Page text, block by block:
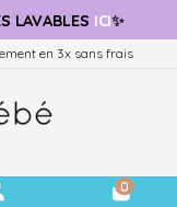
LAVABLES ICI✨
en 3x sans frais
0